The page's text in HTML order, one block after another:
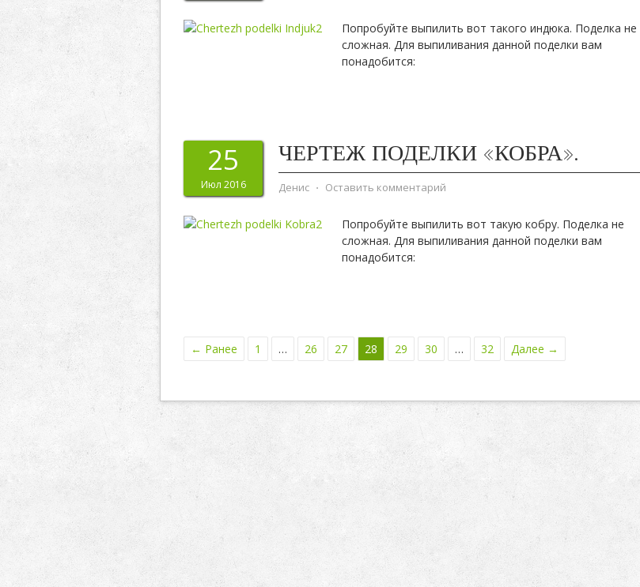
Попробуйте выпилить вот такого индюка. Поделка не
сложная. Для выпиливания данной поделки вам
понадобится:
25
Июл 2016
ЧЕРТЕЖ ПОДЕЛКИ «КОБРА».
Денис ⋅ Оставить комментарий
Попробуйте выпилить вот такую кобру. Поделка не
сложная. Для выпиливания данной поделки вам
понадобится:
← Ранее 1 … 26 27 28 29 30 … 32 Далее →